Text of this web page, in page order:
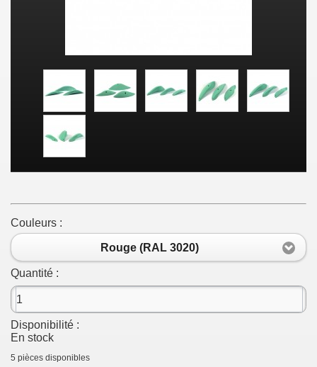
Couleurs :
Rouge (RAL 3020)
Quantité :
Disponibilité :
En stock
5 pièces disponibles